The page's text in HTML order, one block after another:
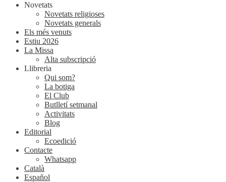
Novetats
Novetats religioses
Novetats generals
Els més venuts
Estiu 2026
La Missa
Alta subscripció
Llibreria
Qui som?
La botiga
El Club
Butlletí setmanal
Activitats
Blog
Editorial
Ecoedició
Contacte
Whatsapp
Català
Español